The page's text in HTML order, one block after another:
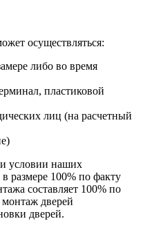
осуществляться:
либо во время
пластиковой
лиц (на расчетный
условии наших
размере 100% по факту
составляет 100% по
монтаж дверей
дверей.